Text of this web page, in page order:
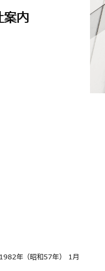
内
1982年 （昭和57年） 1月